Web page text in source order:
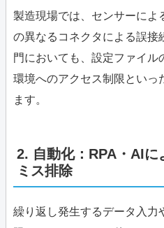
製造現場では、センサーによ
の異なるコネクタによる誤接
門においても、設定ファイル
環境へのアクセス制限といっ
ます。
2. 自動化：RPA・AIに
ミス排除
繰り返し発生するデータ入力